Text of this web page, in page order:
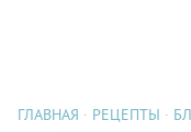
ГЛАВНАЯ РЕЦЕПТЫ